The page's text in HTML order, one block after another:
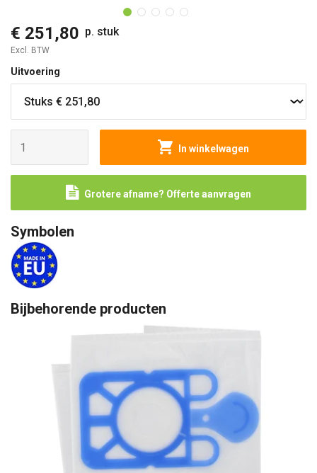
€ 251,80 p. stuk
Excl. BTW
Uitvoering
In winkelwagen
Grotere afname? Offerte aanvragen
Symbolen
Bijbehorende producten